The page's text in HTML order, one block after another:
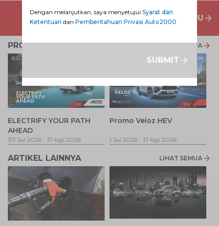
PENAWARAN MOBIL BARU
PROMO TERKAIT LIHAT SEMUA
ELECTRIFY YOUR PATH
AHEAD
30 Jul 2026 - 31 Ags 2026
Promo Veloz HEV
1 Jul 2026 - 31 Ags 2026
ARTIKEL LAINNYA LIHAT SEMUA
Dengan melanjutkan, saya menyetujui Syarat dan
Ketentuan dan Pemberitahuan Privasi Auto2000
SUBMIT